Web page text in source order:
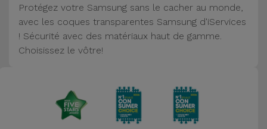
Traceurs et
Accessoires
Protégez votre Samsung sans le cacher au monde,
avec les coques transparentes Samsung d'iServices
! Sécurité avec des matériaux haut de gamme.
Choisissez le vôtre!